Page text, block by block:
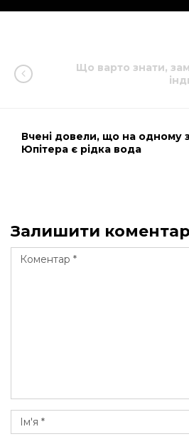
Що варто знати,
Вчені довели, що на одному з
Юпітера є рідка вода
Залишити коментар